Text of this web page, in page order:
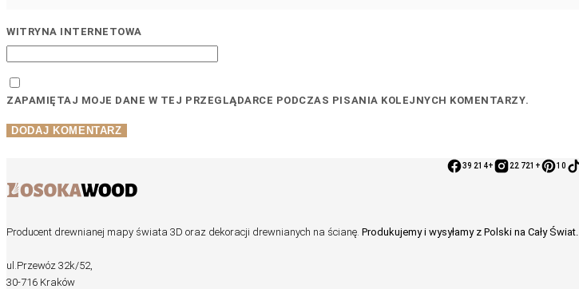
WITRYNA INTERNETOWA
ZAPAMIĘTAJ MOJE DANE W TEJ PRZEGLĄDARCE PODCZAS PISANIA KOLEJNYCH KOMENTARZY.
39 214+ 22 721+ 10
Producent drewnianej mapy świata 3D oraz dekoracji drewnianych na ścianę. Produkujemy i wysyłamy z Polski na Cały Świat.
ul.Przewóz 32k/52,
30-716 Kraków